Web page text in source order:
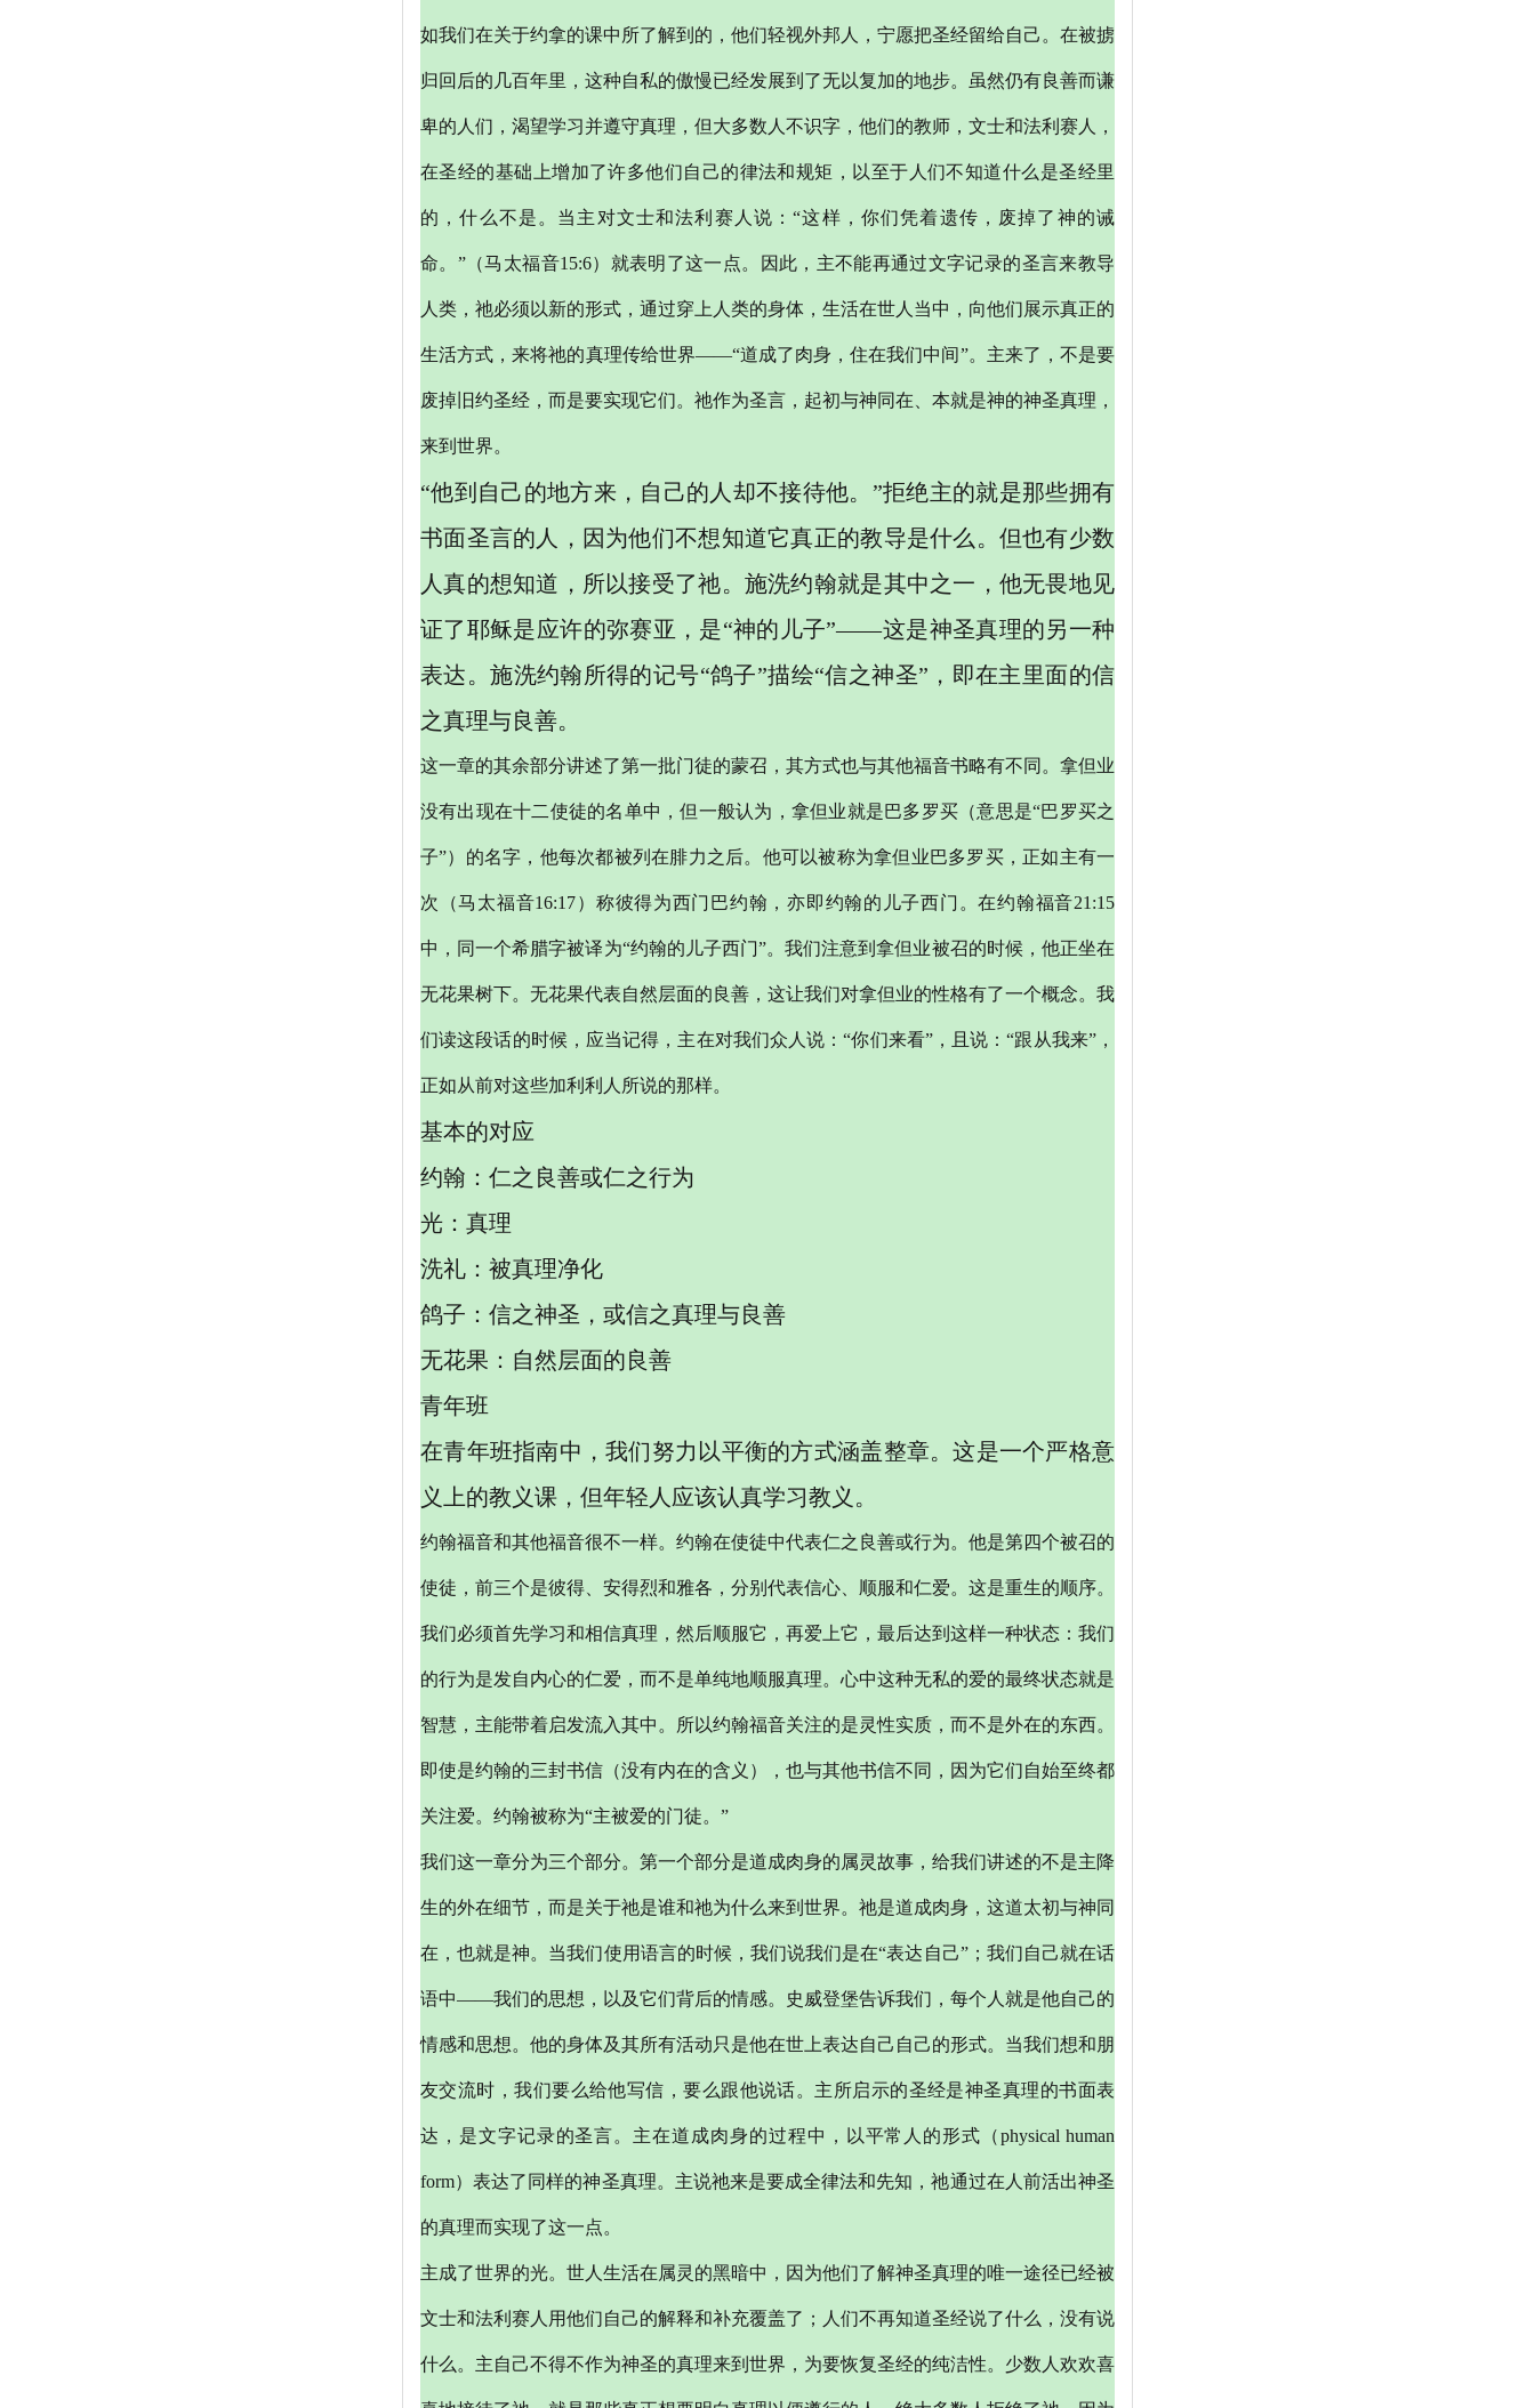
如我们在关于约拿的课中所了解到的，他们轻视外邦人，宁愿把圣经留给自己。在被掳
归回后的几百年里，这种自私的傲慢已经发展到了无以复加的地步。虽然仍有良善而谦
卑的人们，渴望学习并遵守真理，但大多数人不识字，他们的教师，文士和法利赛人，
在圣经的基础上增加了许多他们自己的律法和规矩，以至于人们不知道什么是圣经里
的，什么不是。当主对文士和法利赛人说：“这样，你们凭着遗传，废掉了神的诫
命。”（马太福音15:6）就表明了这一点。因此，主不能再通过文字记录的圣言来教导
人类，祂必须以新的形式，通过穿上人类的身体，生活在世人当中，向他们展示真正的
生活方式，来将祂的真理传给世界——“道成了肉身，住在我们中间”。主来了，不是要
废掉旧约圣经，而是要实现它们。祂作为圣言，起初与神同在、本就是神的神圣真理，
来到世界。
“他到自己的地方来，自己的人却不接待他。”拒绝主的就是那些拥有
书面圣言的人，因为他们不想知道它真正的教导是什么。但也有少数
人真的想知道，所以接受了祂。施洗约翰就是其中之一，他无畏地见
证了耶稣是应许的弥赛亚，是“神的儿子”——这是神圣真理的另一种
表达。施洗约翰所得的记号“鸽子”描绘“信之神圣”，即在主里面的信
之真理与良善。
这一章的其余部分讲述了第一批门徒的蒙召，其方式也与其他福音书略有不同。拿但业
没有出现在十二使徒的名单中，但一般认为，拿但业就是巴多罗买（意思是“巴罗买之
子”）的名字，他每次都被列在腓力之后。他可以被称为拿但业巴多罗买，正如主有一
次（马太福音16:17）称彼得为西门巴约翰，亦即约翰的儿子西门。在约翰福音21:15
中，同一个希腊字被译为“约翰的儿子西门”。我们注意到拿但业被召的时候，他正坐在
无花果树下。无花果代表自然层面的良善，这让我们对拿但业的性格有了一个概念。我
们读这段话的时候，应当记得，主在对我们众人说：“你们来看”，且说：“跟从我来”，
正如从前对这些加利利人所说的那样。
基本的对应
约翰：仁之良善或仁之行为
光：真理
洗礼：被真理净化
鸽子：信之神圣，或信之真理与良善
无花果：自然层面的良善
青年班
在青年班指南中，我们努力以平衡的方式涵盖整章。这是一个严格意
义上的教义课，但年轻人应该认真学习教义。
约翰福音和其他福音很不一样。约翰在使徒中代表仁之良善或行为。他是第四个被召的
使徒，前三个是彼得、安得烈和雅各，分别代表信心、顺服和仁爱。这是重生的顺序。
我们必须首先学习和相信真理，然后顺服它，再爱上它，最后达到这样一种状态：我们
的行为是发自内心的仁爱，而不是单纯地顺服真理。心中这种无私的爱的最终状态就是
智慧，主能带着启发流入其中。所以约翰福音关注的是灵性实质，而不是外在的东西。
即使是约翰的三封书信（没有内在的含义），也与其他书信不同，因为它们自始至终都
关注爱。约翰被称为“主被爱的门徒。”
我们这一章分为三个部分。第一个部分是道成肉身的属灵故事，给我们讲述的不是主降
生的外在细节，而是关于祂是谁和祂为什么来到世界。祂是道成肉身，这道太初与神同
在，也就是神。当我们使用语言的时候，我们说我们是在“表达自己”；我们自己就在话
语中——我们的思想，以及它们背后的情感。史威登堡告诉我们，每个人就是他自己的
情感和思想。他的身体及其所有活动只是他在世上表达自己自己的形式。当我们想和朋
友交流时，我们要么给他写信，要么跟他说话。主所启示的圣经是神圣真理的书面表
达，是文字记录的圣言。主在道成肉身的过程中，以平常人的形式（physical human
form）表达了同样的神圣真理。主说祂来是要成全律法和先知，祂通过在人前活出神圣
的真理而实现了这一点。
主成了世界的光。世人生活在属灵的黑暗中，因为他们了解神圣真理的唯一途径已经被
文士和法利赛人用他们自己的解释和补充覆盖了；人们不再知道圣经说了什么，没有说
什么。主自己不得不作为神圣的真理来到世界，为要恢复圣经的纯洁性。少数人欢欢喜